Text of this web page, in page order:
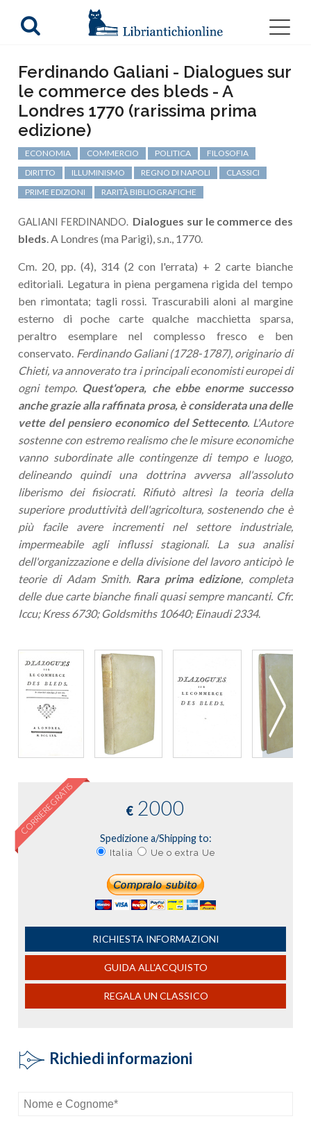
Ferdinando Galiani - Dialogues sur
le commerce des bleds - A
Londres 1770 (rarissima prima
edizione)
ECONOMIA COMMERCIO POLITICA
FILOSOFIA
DIRITTO
ILLUMINISMO REGNO DI NAPOLI
CLASSICI
PRIME EDIZIONI
RARITÀ BIBLIOGRAFICHE
GALIANI FERDINANDO. Dialogues sur le commerce des
bleds. A Londres (ma Parigi), s.n., 1770.
Cm. 20, pp. (4), 314 (2 con l'errata) + 2 carte bianche
editoriali. Legatura in piena pergamena rigida del tempo
ben rimontata; tagli rossi. Trascurabili aloni al margine
esterno di poche carte qualche macchietta sparsa,
peraltro esemplare nel complesso fresco e ben
conservato. Ferdinando Galiani (1728-1787), originario di
Chieti, va annoverato tra i principali economisti europei di
ogni tempo. Quest'opera, che ebbe enorme successo
anche grazie alla raffinata prosa, è considerata una delle
vette del pensiero economico del Settecento. L'Autore
sostenne con estremo realismo che le misure economiche
vanno subordinate alle contingenze di tempo e luogo,
delineando quindi una dottrina avversa all'assoluto
liberismo dei fisiocrati. Rifiutò altresì la teoria della
superiore produttività dell'agricoltura, sostenendo che è
più facile avere incrementi nel settore industriale,
impermeabile agli influssi stagionali. La sua analisi
dell'organizzazione e della divisione del lavoro anticipò le
teorie di Adam Smith. Rara prima edizione, completa
delle due carte bianche finali quasi sempre mancanti. Cfr.
Iccu; Kress 6730; Goldsmiths 10640; Einaudi 2334.
CORRIERE GRATIS € 2000
Spedizione a/Shipping to:
Italia Ue o extra Ue
RICHIESTA INFORMAZIONI
GUIDA ALL'ACQUISTO
REGALA UN CLASSICO
Richiedi informazioni